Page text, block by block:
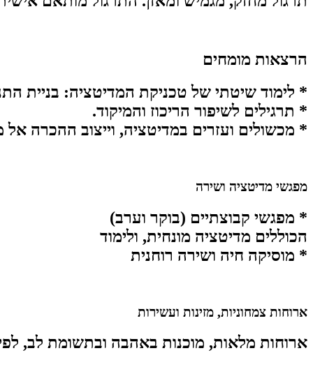
הרצאות מומחים
* לימוד שיטתי של טכניקת המדיטציה: בניית
* תרגילים לשיפור הריכוז והמיקוד.
* מכשולים ועזרים במדיטציה, וייצוב ההכרה אל
מפגשי מדיטציה ושירה
* מפגשי קבוצתיים (בוקר וערב)
הכוללים מדיטציה מונחית, ולימוד
* מוסיקה חיה ושירה רוחנית
ארוחות צמחוניות, מזינות ועשירות
ארוחות מלאות, מוכנות באהבה ובתשומת לב,